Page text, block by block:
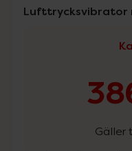
Lufttrycksvibrator
Gäller